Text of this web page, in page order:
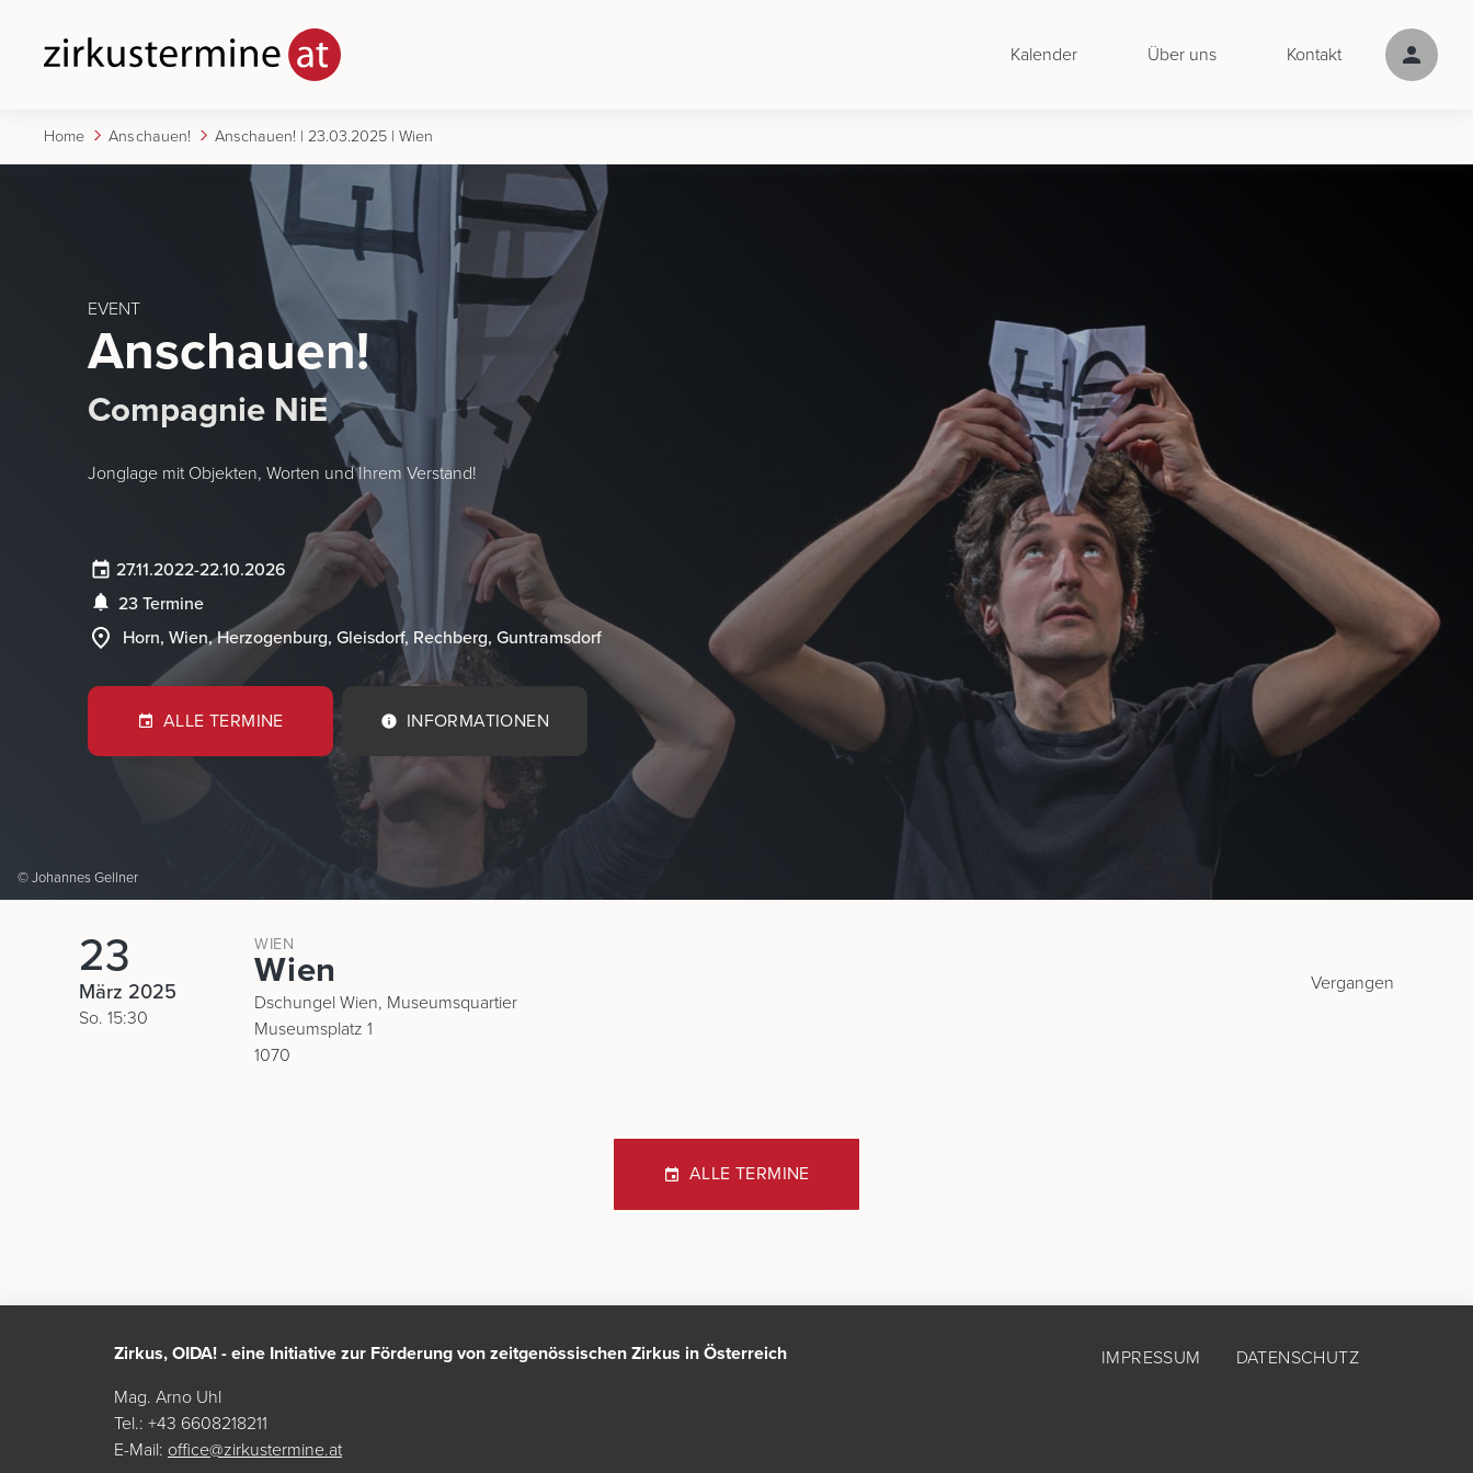
Kalender Über uns Kontakt
Home Anschauen! Anschauen! | 23.03.2025 | Wien
© Johannes Gellner
EVENT
Anschauen!
Compagnie NiE
Jonglage mit Objekten, Worten und Ihrem Verstand!
27.11.2022-22.10.2026
23 Termine
Horn, Wien, Herzogenburg, Gleisdorf, Rechberg, Guntramsdorf
ALLE TERMINE INFORMATIONEN
23
März 2025
So. 15:30
WIEN
Wien
Dschungel Wien, Museumsquartier
Museumsplatz 1
1070
Vergangen
ALLE TERMINE
Zirkus, OIDA! - eine Initiative zur Förderung von zeitgenössischen Zirkus in Österreich
Mag. Arno Uhl
Tel.: +43 6608218211
E-Mail: office@zirkustermine.at
IMPRESSUM DATENSCHUTZ